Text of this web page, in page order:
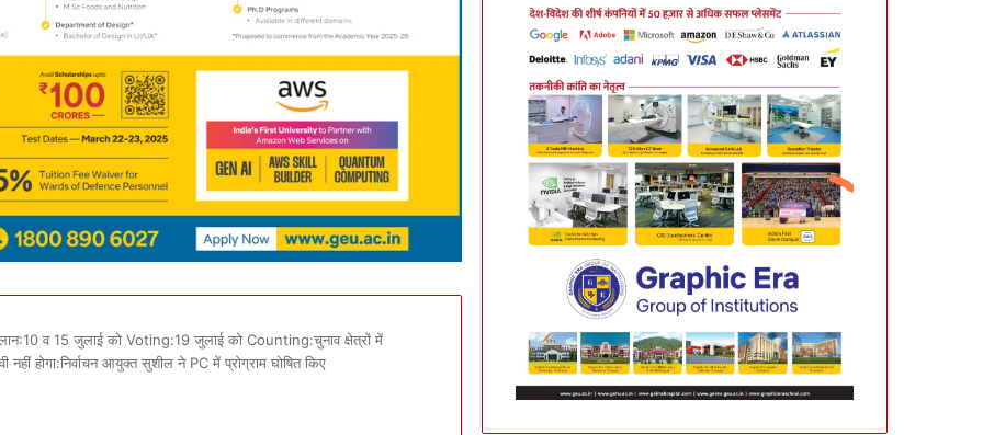
व 15 जुलाई को Voting:19 जुलाई को Counting:चुनाव क्षेत्रों में
होगा:निर्वाचन आयुक्त सुशील ने PC में प्रोग्राम घोषित किए